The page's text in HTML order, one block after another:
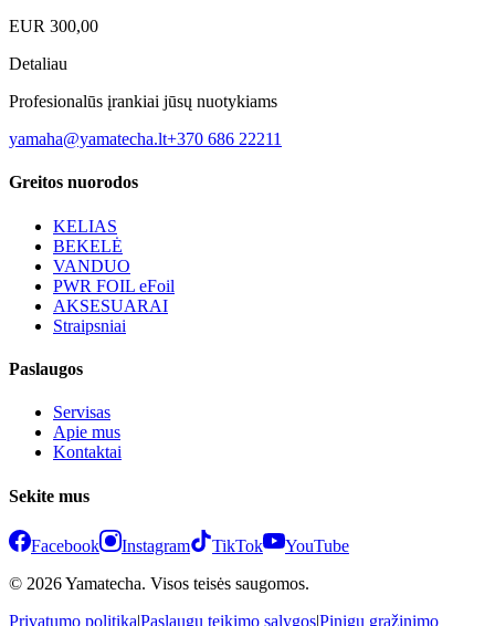
EUR 300,00
Detaliau
Profesionalūs įrankiai jūsų nuotykiams
yamaha@yamatecha.lt+370 686 22211
Greitos nuorodos
KELIAS
BEKELĖ
VANDUO
PWR FOIL eFoil
AKSESUARAI
Straipsniai
Paslaugos
Servisas
Apie mus
Kontaktai
Sekite mus
Facebook Instagram TikTok
YouTube
© 2026 Yamatecha. Visos teisės saugomos.
Privatumo politika|Paslaugų teikimo sąlygos|Pinigų grąžinimo